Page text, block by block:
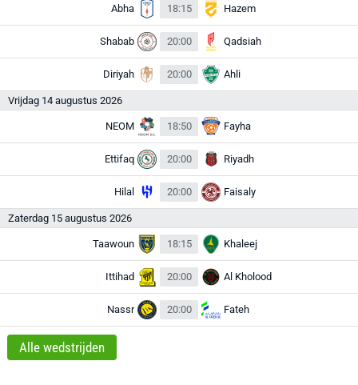
Abha 18:15 Hazem
Shabab 20:00 Qadsiah
Diriyah 20:00 Ahli
Vrijdag 14 augustus 2026
NEOM 18:50 Fayha
Ettifaq 20:00 Riyadh
Hilal 20:00 Faisaly
Zaterdag 15 augustus 2026
Taawoun 18:15 Khaleej
Ittihad 20:00 Al Kholood
Nassr 20:00 Fateh
Alle wedstrijden